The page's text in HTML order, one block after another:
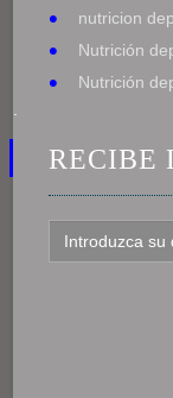
nutricion
Nutrición
Nutrición
RECIBE